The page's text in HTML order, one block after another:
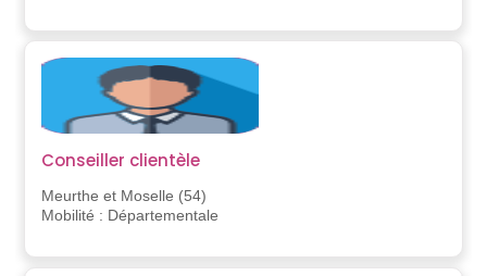
Conseiller clientèle
Meurthe et Moselle (54)
Mobilité : Départementale